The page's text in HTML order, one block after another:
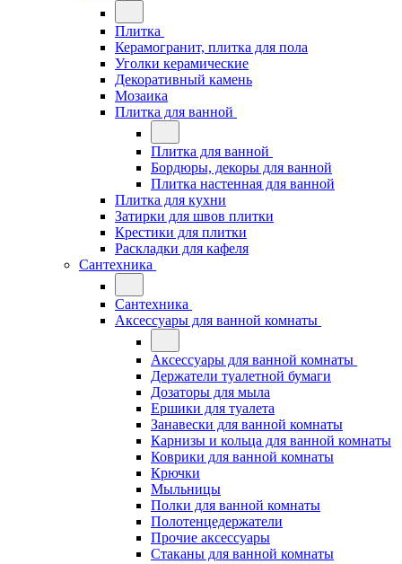
Плитка
Керамогранит, плитка для пола
Уголки керамические
Декоративный камень
Мозаика
Плитка для ванной
Плитка для ванной
Бордюры, декоры для ванной
Плитка настенная для ванной
Плитка для кухни
Затирки для швов плитки
Крестики для плитки
Раскладки для кафеля
Сантехника
Сантехника
Аксессуары для ванной комнаты
Аксессуары для ванной комнаты
Держатели туалетной бумаги
Дозаторы для мыла
Ершики для туалета
Занавески для ванной комнаты
Карнизы и кольца для ванной комнаты
Коврики для ванной комнаты
Крючки
Мыльницы
Полки для ванной комнаты
Полотенцедержатели
Прочие аксессуары
Стаканы для ванной комнаты